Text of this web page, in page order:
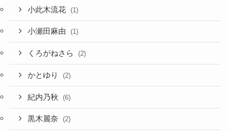
小此木流花 (1)
小瀬田麻由 (1)
くろがねさら (2)
かとゆり (2)
紀内乃秋 (6)
黒木麗奈 (2)